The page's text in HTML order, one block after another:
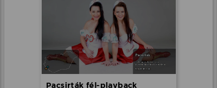
Pacsirták fél-playback